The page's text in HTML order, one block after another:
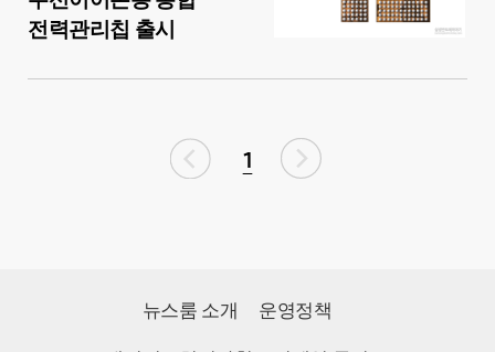
전력관리칩 출시
1
뉴스룸 소개 운영정책